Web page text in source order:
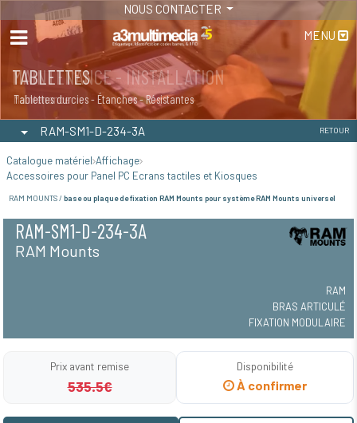
NOUS CONTACTER
MENU
MAINTENANCE - INSTALLATION
Maintenance
TABLETTES
Tablettes durcies - Étanches - Résistantes
RAM-SM1-D-234-3A RETOUR
Catalogue matériel Affichage
Accessoires pour Panel PC Ecrans tactiles et Kiosques
RAM MOUNTS / base ou plaque de fixation RAM Mounts pour système RAM Mounts universel
RAM-SM1-D-234-3A
RAM Mounts
RAM
BRAS ARTICULÉ
FIXATION MODULAIRE
Prix avant remise
535.5€
Disponibilité
À confirmer